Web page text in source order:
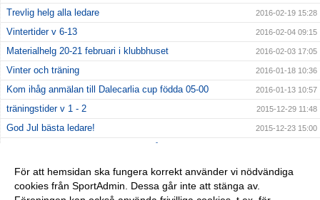
Trevlig helg alla ledare 2016-02-19 15:28
Vintertider v 6-13 2016-02-04 09:15
Materialhelg 20-21 februari i klubbhuset 2016-02-03 17:05
Vinter och träning 2016-01-18 10:36
Kom ihåg anmälan till Dalecarlia cup födda 05-00 2016-01-13 10:57
träningstider v 1 - 2 2015-12-29 11:48
God Jul bästa ledare! 2015-12-23 15:00
MATERIAL 2015-12-15 17:23
JULMINGEL 17 december i klubbhuset 2015-12-14 09:00
För att hemsidan ska fungera korrekt använder vi nödvändiga
cookies från SportAdmin. Dessa går inte att stänga av.